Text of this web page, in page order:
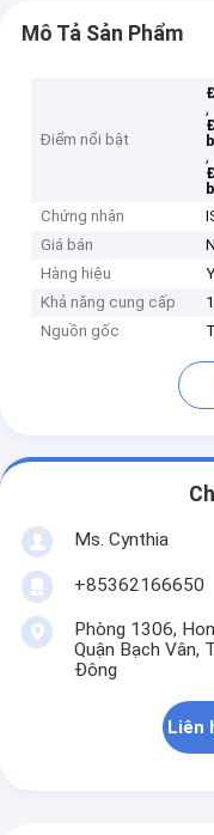
Mô Tả Sản Phẩm
Điểm nổi bật
,
,
Chứng nhận
Giá bán
Hàng hiệu
Khả năng cung cấp
Nguồn gốc
Ms. Cynthia
‪+85362166650‬
Phòng 1306,
Quận Bạch Vân,
Đông
Liên